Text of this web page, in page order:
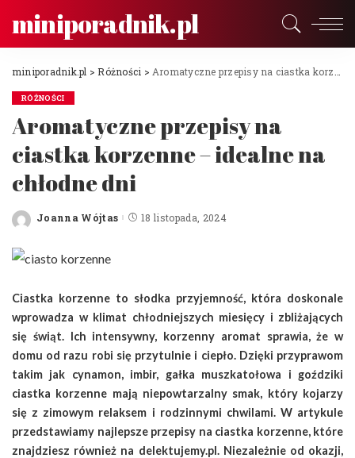
miniporadnik.pl
miniporadnik.pl >Różności > Aromatyczne przepisy na ciastka korzenne – idealne na chłodne dni
RÓŻNOŚCI
Aromatyczne przepisy na
ciastka korzenne – idealne na
chłodne dni
Posted
Joanna Wójtas 18 listopada, 2024
Ciastka korzenne to słodka przyjemność, która doskonale
wprowadza w klimat chłodniejszych miesięcy i zbliżających
się świąt. Ich intensywny, korzenny aromat sprawia, że w
domu od razu robi się przytulnie i ciepło. Dzięki przyprawom
takim jak cynamon, imbir, gałka muszkatołowa i goździki
ciastka korzenne mają niepowtarzalny smak, który kojarzy
się z zimowym relaksem i rodzinnymi chwilami. W artykule
przedstawiamy najlepsze przepisy na ciastka korzenne, które
znajdziesz również na delektujemy.pl. Niezależnie od okazji,